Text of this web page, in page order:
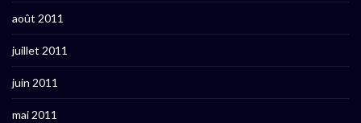
août 2011
juillet 2011
juin 2011
mai 2011